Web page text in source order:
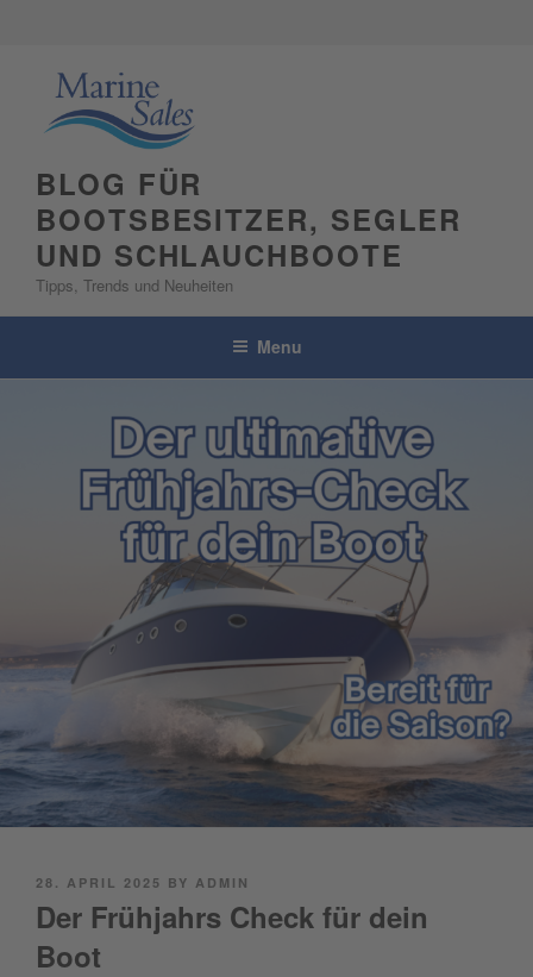
BLOG FÜR
BOOTSBESITZER, SEGLER
UND SCHLAUCHBOOTE
Tipps, Trends und Neuheiten
Menu
POSTED
ON
28. APRIL 2025 BY ADMIN
Der Frühjahrs Check für dein
Boot